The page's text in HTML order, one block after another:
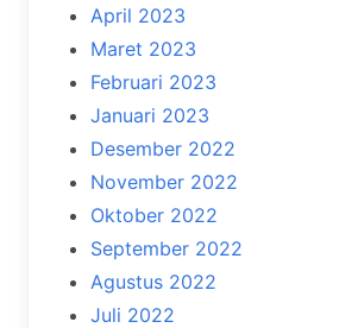
April 2023
Maret 2023
Februari 2023
Januari 2023
Desember 2022
November 2022
Oktober 2022
September 2022
Agustus 2022
Juli 2022